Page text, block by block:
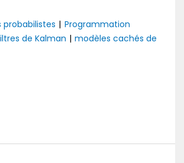
probabilistes | Programmation
de Kalman | modèles cachés de